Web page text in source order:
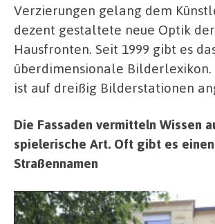
Verzierungen gelang dem
dezent gestaltete neue Optik der
Hausfronten. Seit 1999 gibt es
überdimensionale
ist auf dreißig Bilderstationen
Die Fassaden vermitteln Wissen
spielerische Art. Oft gibt es
Straßennamen